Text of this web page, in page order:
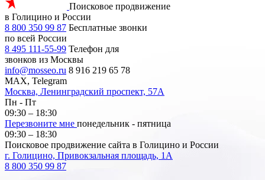
Поисковое продвижение
в Голицино и России
8 800 350 99 87 Бесплатные звонки
по всей России
8 495 111-55-99 Телефон для
звонков из Москвы
info@mosseo.ru 8 916 219 65 78
MAX, Telegram
Москва, Ленинградский проспект, 57А
Пн - Пт
09:30 – 18:30
Перезвоните мне понедельник - пятница
09:30 – 18:30
Поисковое продвижение сайта в Голицино и России
г. Голицино, Привокзальная площадь, 1А
8 800 350 99 87